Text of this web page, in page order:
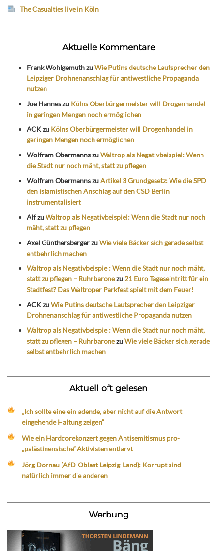
The Casualties live in Köln
Aktuelle Kommentare
Frank WohlgemuthzuWie Putins deutsche Lautsprecher den
Leipziger Drohnenanschlag für antiwestliche Propaganda
nutzen
Joe Hanneszu Kölns Oberbürgermeister will Drogenhandel
in geringen Mengen noch ermöglichen
ACKzu Kölns Oberbürgermeister will Drogenhandel in
geringen Mengen noch ermöglichen
Wolfram ObermannszuWaltrop als Negativbeispiel: Wenn
die Stadt nur noch mäht, statt zu pflegen
Wolfram ObermannszuArtikel 3 Grundgesetz: Wie die SPD
den islamistischen Anschlag auf den CSD Berlin
instrumentalisiert
AlfzuWaltrop als Negativbeispiel: Wenn die Stadt nur noch
mäht, statt zu pflegen
Axel GünthersbergerzuWie viele Bäcker sich gerade selbst
entbehrlich machen
Waltrop als Negativbeispiel: Wenn die Stadt nur noch mäht,
statt zu pflegen – Ruhrbaronezu 21 Euro Tageseintritt für ein
Stadtfest? Das Waltroper Parkfest spielt mit dem Feuer!
ACKzuWie Putins deutsche Lautsprecher den Leipziger
Drohnenanschlag für antiwestliche Propaganda nutzen
Waltrop als Negativbeispiel: Wenn die Stadt nur noch mäht,
statt zu pflegen – RuhrbaronezuWie viele Bäcker sich gerade
selbst entbehrlich machen
Aktuell oft gelesen
„Ich sollte eine einladende, aber nicht auf die Antwort
eingehende Haltung zeigen“
Wie ein Hardcorekonzert gegen Antisemitismus pro-
„palästinensische“ Aktivisten entlarvt
Jörg Dornau (AfD-Oblast Leipzig-Land): Korrupt sind
natürlich immer die anderen
Werbung